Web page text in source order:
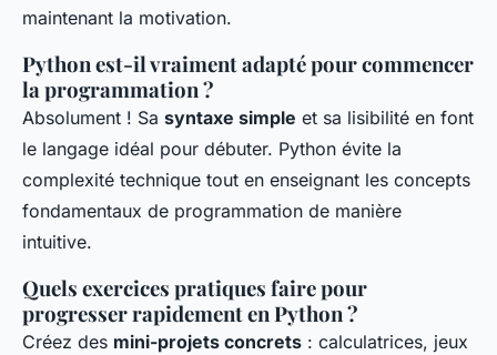
maintenant la motivation.
Python est-il vraiment adapté pour commencer
la programmation ?
Absolument ! Sa syntaxe simple et sa lisibilité en font
le langage idéal pour débuter. Python évite la
complexité technique tout en enseignant les concepts
fondamentaux de programmation de manière
intuitive.
Quels exercices pratiques faire pour
progresser rapidement en Python ?
Créez des mini-projets concrets : calculatrices, jeux